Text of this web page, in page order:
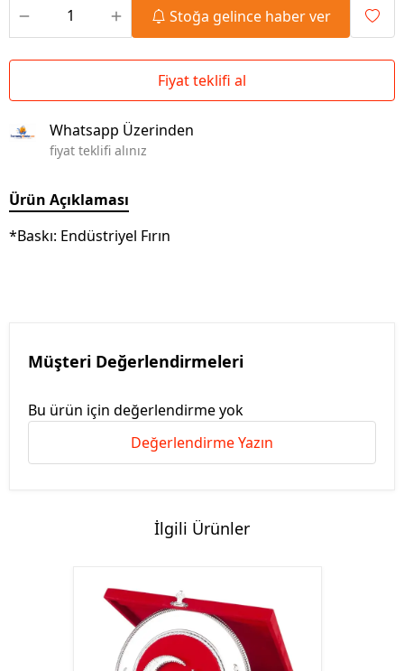
Stoğa gelince haber ver
Fiyat teklifi al
Whatsapp Üzerinden
fiyat teklifi alınız
Ürün Açıklaması
*Baskı: Endüstriyel Fırın
Müşteri Değerlendirmeleri
Bu ürün için değerlendirme yok
Değerlendirme Yazın
İlgili Ürünler